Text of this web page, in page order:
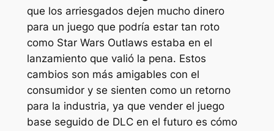
que los arriesgados dejen mucho dinero
para un juego que podría estar tan roto
como Star Wars Outlaws estaba en el
lanzamiento que valió la pena. Estos
cambios son más amigables con el
consumidor y se sienten como un retorno
para la industria, ya que vender el juego
base seguido de DLC en el futuro es cómo